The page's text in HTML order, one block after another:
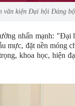
văn kiện Đại hội Đảng
nhấn mạnh: "Đại
mực, đặt nền móng
khoa học, hiện